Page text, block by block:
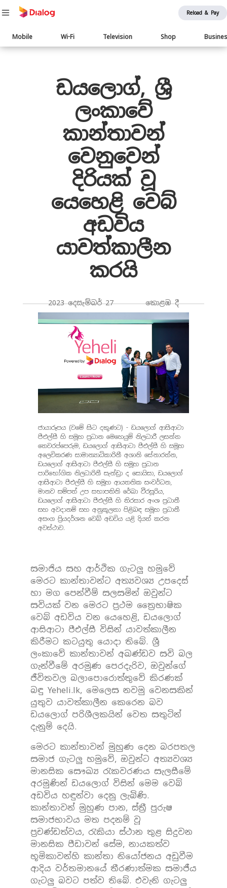
Reload & Pay
Main
navigation
Mobile Wi-Fi Television Shop
Body
ඩයලොග්, ශ්‍රී
ලංකාවේ
කාන්තාවන්
වෙනුවෙන්
දිරියක් වූ
යෙහෙළි වෙබ්
අඩවිය
යාවත්කාලීන
කරයි
2023 දෙසැම්බර් 27 කොළඹ දී
ජායාරූපය (වමේ සිට දකුණට) - ඩයලොග් ආසිආටා
පීඑල්සී හි සමූහ ප්‍රධාන මෙහෙයුම් නිලධාරී ලසන්ත
තෙවරප්පෙරුම, ඩයලොග් ආසිආටා පීඑල්සී හි සමූහ
අලෙවිකරණ සාමාන්‍යාධිකාරිනී අශානි සේනාරත්න,
ඩයලොග් ආසිආටා පීඑල්සී හි සමූහ ප්‍රධාන
පාරිභෝගික නිලධාරිනී සැන්ඩ්‍රා ද සොයිසා, ඩයලොග්
ආසිආටා පීඑල්සී හි සමූහ ආයතනික සංවර්ධන,
මානව සම්පත් උප සභාපතිනි රේඛා වීරසූරිය,
ඩයලොග් ආසිආටා පීඑල්සී හි තිරසාර අංශ ප්‍රධානී
සහ අවදානම් සහ අනුකූලතා පිළිබඳ සමූහ ප්‍රධානී
අසංග ප්‍රියදර්ශන වෙබ් අඩවිය යළි දියත් කරන
අවස්ථාව.
සමාජිය සහ ආර්ථික ගැටලු හමුවේ
මෙරට කාන්තාවන්ට අත්‍යවශ්‍ය උපදෙස්
හා මග පෙන්වීම් සලසමින් ඔවුන්ට
සවියක් වන මෙරට ප්‍රථම ත්‍රෛභාෂික
වෙබ් අඩවිය වන යෙහෙළි, ඩයලොග්
ආසිආටා පීඑල්සී විසින් යාවත්කාලීන
කිරීමට කටයුතු යොදා තිබේ. ශ්‍රී
ලංකාවේ කාන්තාවන් අඛණ්ඩව සවි බල
ගැන්වීමේ අරමුණ පෙරදැරිව, ඔවුන්ගේ
ජීවිතවල බලාපොරොත්තුවේ කිරණක්
බඳු Yeheli.lk, මෙලෙස නවමු වෙනසකින්
යුතුව යාවත්කාලීන කෙරෙන බව
ඩයලොග් පරිශීලකයින් වෙත සතුටින්
දැනුම් දෙයි.
මෙරට කාන්තාවන් මුහුණ දෙන බරපතල
සමාජ ගැටලු හමුවේ, ඔවුන්ට අත්‍යවශ්‍ය
මානසික සෞඛ්‍ය රැකවරණය සැලසීමේ
අරමුණින් ඩයලොග් විසින් මෙම වෙබ්
අඩවිය හඳුන්වා දෙනු ලැබිණි.
කාන්තාවන් මුහුණ පාන, ස්ත්‍රී පුරුෂ
සමාජභාවය මත පදනම් වූ
ප්‍රචණ්ඩත්වය, රැකියා ස්ථාන තුළ සිදුවන
මානසික පීඩාවන් සේම, නායකත්ව
භූමිකාවන්හි කාන්තා නියෝජනය අඩුවීම
ආදිය වර්තමානයේ තීරණාත්මක සමාජීය
ගැටලු බවට පත්ව තිබේ. එවැනි ගැටලු